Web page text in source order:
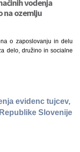
vodenja
na ozemlju
o zaposlovanju in delu
delo, družino in socialne
evidenc tujcev,
Slovenije